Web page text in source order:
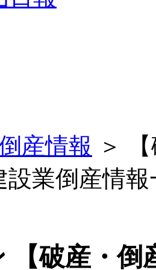
産情報 ＞
業倒産情
【破産・